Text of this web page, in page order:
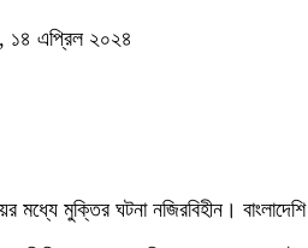
১৪ এপ্রিল ২০২৪
মধ্যে মুক্তির ঘটনা নজিরবিহীন।